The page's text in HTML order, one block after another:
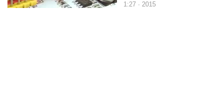
1:27 · 2015